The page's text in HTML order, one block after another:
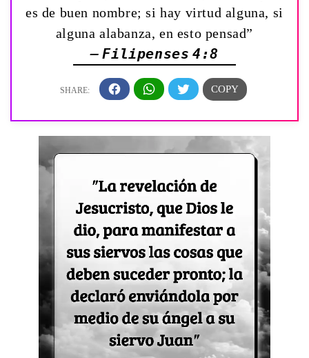
es de buen nombre; si hay virtud alguna, si
alguna alabanza, en esto pensad”
— Filipenses 4:8